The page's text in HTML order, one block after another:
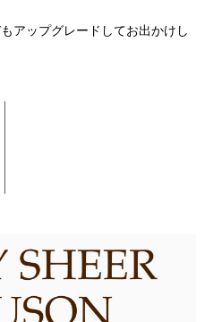
アップグレードしてお出かけし